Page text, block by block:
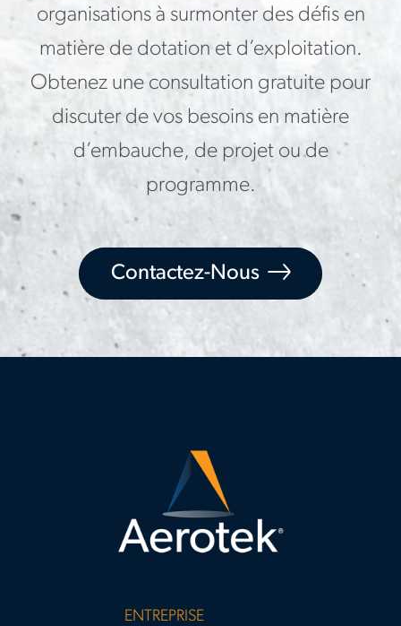
organisations à surmonter des défis en
matière de dotation et d’exploitation.
Obtenez une consultation gratuite pour
discuter de vos besoins en matière
d’embauche, de projet ou de
programme.
Contactez-Nous
ENTREPRISE